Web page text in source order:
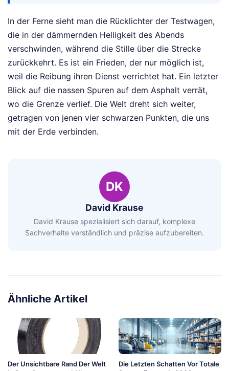
In der Ferne sieht man die Rücklichter der Testwagen,
die in der dämmernden Helligkeit des Abends
verschwinden, während die Stille über die Strecke
zurückkehrt. Es ist ein Frieden, der nur möglich ist,
weil die Reibung ihren Dienst verrichtet hat. Ein letzter
Blick auf die nassen Spuren auf dem Asphalt verrät,
wo die Grenze verlief. Die Welt dreht sich weiter,
getragen von jenen vier schwarzen Punkten, die uns
mit der Erde verbinden.
DK
David Krause
David Krause spezialisiert sich darauf, komplexe
Sachverhalte verständlich und präzise aufzubereiten.
Ähnliche Artikel
Der Unsichtbare Rand Der Welt
Die Letzten Schatten Vor Totale